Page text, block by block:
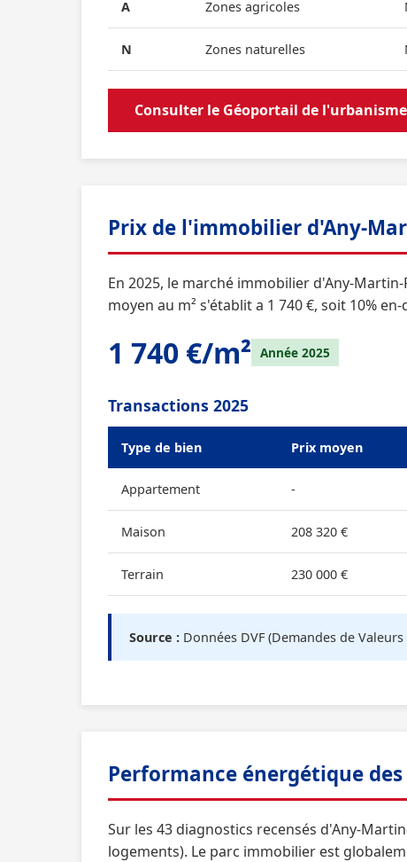
A Zones agricoles
N Zones naturelles
Consulter le Géoportail de l'urbanisme
Prix de l'immobilier d'Any-
En 2025, le marché immobilier d'Any-
moyen au m² s'établit a 1 740 €, soit 10%
1 740 €/m² Année 2025
Transactions 2025
Type de bien Prix moyen
Appartement -
Maison 208 320 €
Terrain 230 000 €
Source : Données DVF (Demandes de
Performance énergétique
Sur les 43 diagnostics recensés d'Any-
logements). Le parc immobilier est